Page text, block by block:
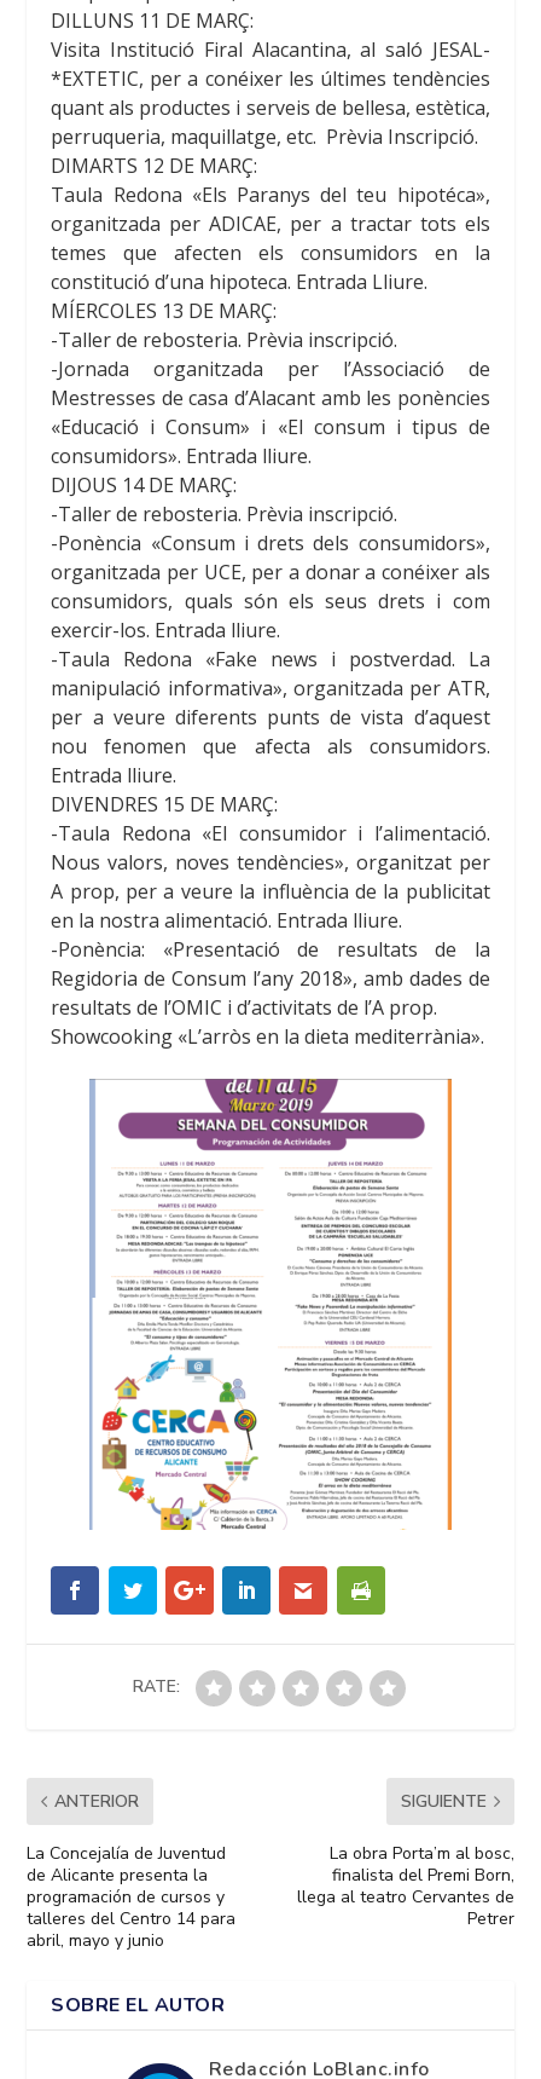
DILLUNS 11 DE MARÇ:
Visita Institució Firal Alacantina, al saló JESAL-
*EXTETIC, per a conéixer les últimes tendències
quant als productes i serveis de bellesa, estètica,
perruqueria, maquillatge, etc. Prèvia Inscripció.
DIMARTS 12 DE MARÇ:
Taula Redona «Els Paranys del teu hipotéca»,
organitzada per ADICAE, per a tractar tots els
temes que afecten els consumidors en la
constitució d’una hipoteca. Entrada Lliure.
MÍERCOLES 13 DE MARÇ:
-Taller de rebosteria. Prèvia inscripció.
-Jornada organitzada per l’Associació de
Mestresses de casa d’Alacant amb les ponències
«Educació i Consum» i «El consum i tipus de
consumidors». Entrada lliure.
DIJOUS 14 DE MARÇ:
-Taller de rebosteria. Prèvia inscripció.
-Ponència «Consum i drets dels consumidors»,
organitzada per UCE, per a donar a conéixer als
consumidors, quals són els seus drets i com
exercir-los. Entrada lliure.
-Taula Redona «Fake news i postverdad. La
manipulació informativa», organitzada per ATR,
per a veure diferents punts de vista d’aquest
nou fenomen que afecta als consumidors.
Entrada lliure.
DIVENDRES 15 DE MARÇ:
-Taula Redona «El consumidor i l’alimentació.
Nous valors, noves tendències», organitzat per
A prop, per a veure la influència de la publicitat
en la nostra alimentació. Entrada lliure.
-Ponència: «Presentació de resultats de la
Regidoria de Consum l’any 2018», amb dades de
resultats de l’OMIC i d’activitats de l’A prop.
Showcooking «L’arròs en la dieta mediterrània».
RATE:
ANTERIOR
La Concejalía de Juventud
de Alicante presenta la
programación de cursos y
talleres del Centro 14 para
abril, mayo y junio
SIGUIENTE
La obra Porta’m al bosc,
finalista del Premi Born,
llega al teatro Cervantes de
Petrer
SOBRE EL AUTOR
Redacción LoBlanc.info